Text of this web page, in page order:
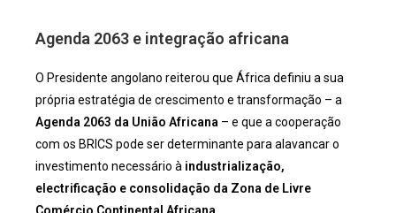
Agenda 2063 e integração africana
O Presidente angolano reiterou que África definiu a sua
própria estratégia de crescimento e transformação – a
Agenda 2063 da União Africana – e que a cooperação
com os BRICS pode ser determinante para alavancar o
investimento necessário à industrialização,
electrificação e consolidação da Zona de Livre